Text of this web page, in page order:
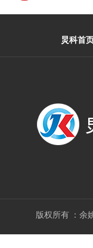
炅科首
版权所有 ：余